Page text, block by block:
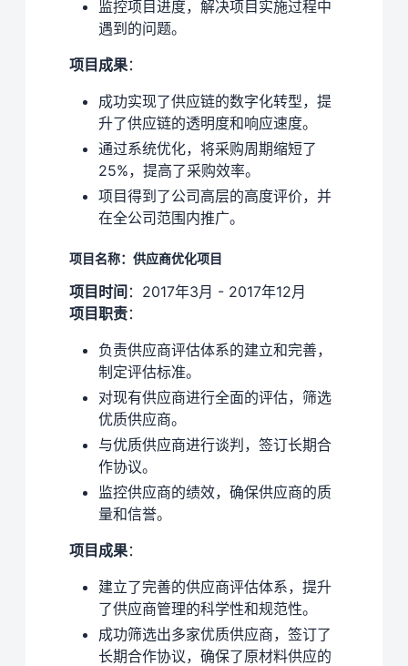
监控项目进度，解决项目实施过程中
遇到的问题。
项目成果：
成功实现了供应链的数字化转型，提
升了供应链的透明度和响应速度。
通过系统优化，将采购周期缩短了
25%，提高了采购效率。
项目得到了公司高层的高度评价，并
在全公司范围内推广。
项目名称：供应商优化项目
项目时间 ：2017年3月 - 2017年12月
项目职责：
负责供应商评估体系的建立和完善，
制定评估标准。
对现有供应商进行全面的评估，筛选
优质供应商。
与优质供应商进行谈判，签订长期合
作协议。
监控供应商的绩效，确保供应商的质
量和信誉。
项目成果：
建立了完善的供应商评估体系，提升
了供应商管理的科学性和规范性。
成功筛选出多家优质供应商，签订了
长期合作协议，确保了原材料供应的